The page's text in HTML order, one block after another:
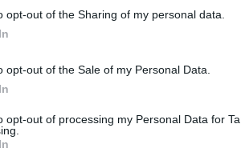
opt-out of the Sharing of my personal data.
opt-out of the Sale of my Personal Data.
opt-out of processing my Personal Data for
να υποστηρίζει κάθε
όλες τις κορυφαίες
μπαταρίας έως 100 ώρες
διάρκεια μπαταρίας
η οποία βασίζεται σε δύο
τσιπ BES2700 MCU για